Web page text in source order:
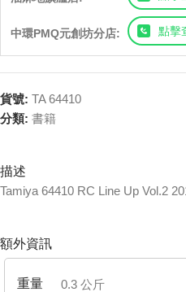
中環PMQ元創坊分店: 點擊
貨號: TA 64410
分類: 書籍
描述
Tamiya 64410 RC Line Up Vol.2
額外資訊
重量 0.3 公斤